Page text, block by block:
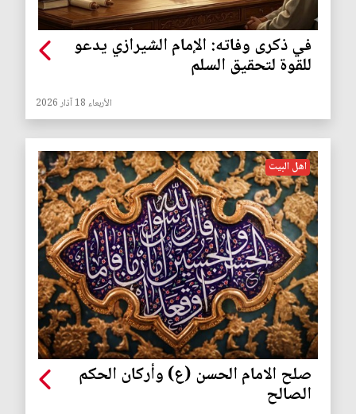
في ذكرى وفاته: الإمام الشيرازي يدعو
للقوة لتحقيق السلم
الأربعاء 18 آذار 2026
اهل البيت
صلح الامام الحسن (ع) وأركان الحكم
الصالح